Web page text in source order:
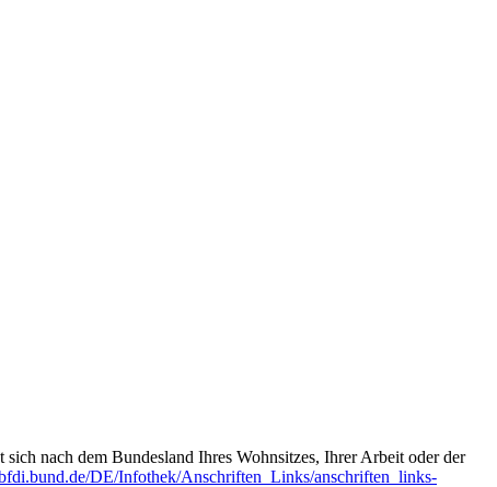
nach dem Bundesland Ihres Wohnsitzes, Ihrer Arbeit oder der
DE/Infothek/Anschriften_Links/anschriften_links-